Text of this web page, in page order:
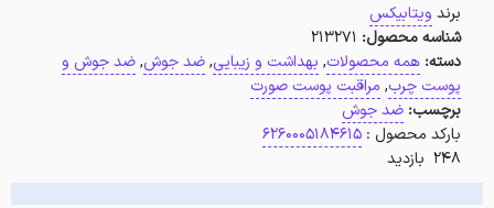
برند ویتابیکس
شناسه محصول: 213271
دسته: همه محصولات, بهداشت و زیبایی,ضد جوش,ضد جوش و
پوست چرب, مراقبت پوست صورت
برچسب: ضد جوش
بارکد محصول : 6260005184615
248 بازدید